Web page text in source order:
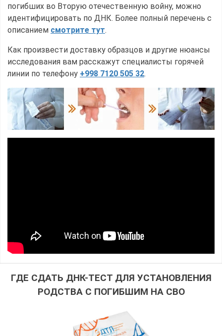
погибших во Вторую отечественную войну, можно
идентифицировать по ДНК. Более полный перечень с
описанием смотрите тут.
Как произвести доставку образцов и другие нюансы
исследования вам расскажут специалисты горячей
линии по телефону +998 7120 505 32.
ГДЕ СДАТЬ ДНК-ТЕСТ ДЛЯ УСТАНОВЛЕНИЯ
РОДСТВА С ПОГИБШИМ НА СВО